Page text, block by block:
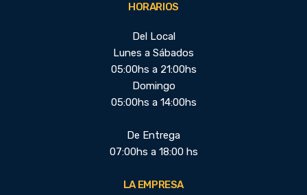
HORARIOS
Del Local
Lunes a Sábados
05:00hs a 21:00hs
Domingo
05:00hs a 14:00hs
De Entrega
07:00hs a 18:00 hs
LA EMPRESA